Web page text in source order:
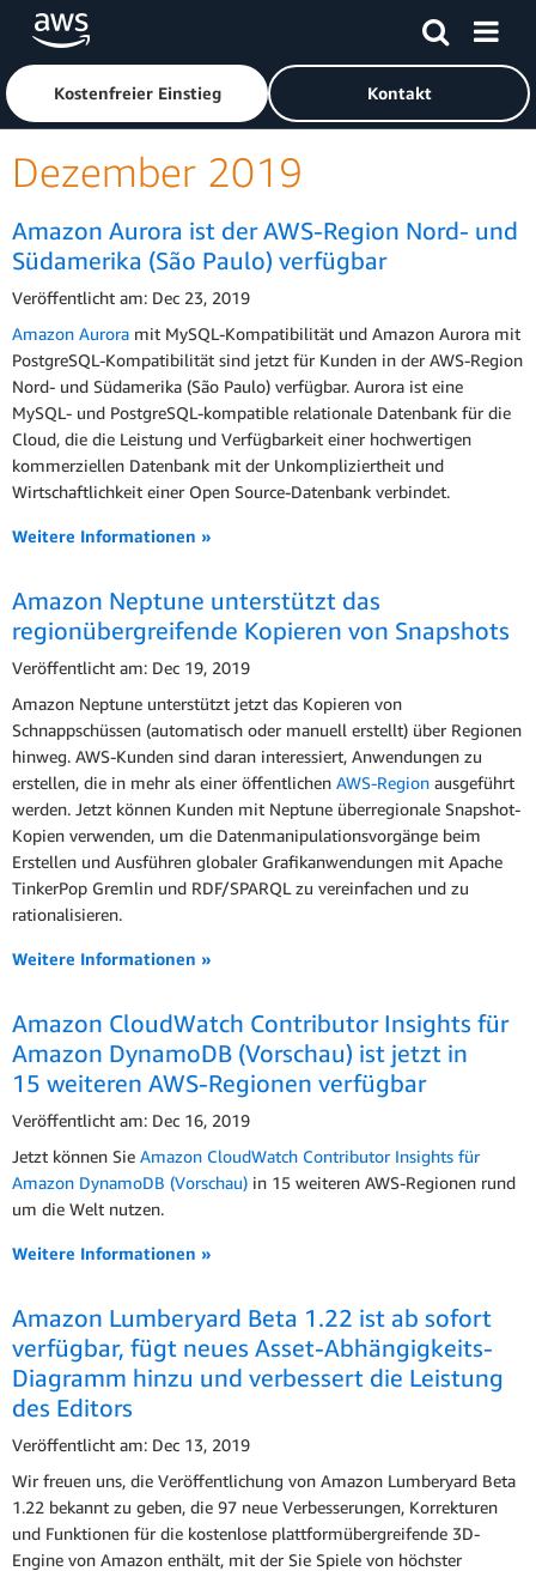
Überspringen zum Hauptinhalt
Klicken Sie hier, um zur Amazon Web Services-Startseite
Kostenfreier Einstieg Kontakt
Dezember 2019
Amazon Aurora ist der AWS-Region Nord- und
Südamerika (São Paulo) verfügbar
Veröffentlicht am: Dec 23, 2019
Amazon Aurora mit MySQL-Kompatibilität und Amazon Aurora mit
PostgreSQL-Kompatibilität sind jetzt für Kunden in der AWS-Region
Nord- und Südamerika (São Paulo) verfügbar. Aurora ist eine
MySQL- und PostgreSQL-kompatible relationale Datenbank für die
Cloud, die die Leistung und Verfügbarkeit einer hochwertigen
kommerziellen Datenbank mit der Unkompliziertheit und
Wirtschaftlichkeit einer Open Source-Datenbank verbindet.
Weitere Informationen »
Amazon Neptune unterstützt das
regionübergreifende Kopieren von Snapshots
Veröffentlicht am: Dec 19, 2019
Amazon Neptune unterstützt jetzt das Kopieren von
Schnappschüssen (automatisch oder manuell erstellt) über Regionen
hinweg. AWS-Kunden sind daran interessiert, Anwendungen zu
erstellen, die in mehr als einer öffentlichen AWS-Region ausgeführt
werden. Jetzt können Kunden mit Neptune überregionale Snapshot-
Kopien verwenden, um die Datenmanipulationsvorgänge beim
Erstellen und Ausführen globaler Grafikanwendungen mit Apache
TinkerPop Gremlin und RDF/SPARQL zu vereinfachen und zu
rationalisieren.
Weitere Informationen »
Amazon CloudWatch Contributor Insights für
Amazon DynamoDB (Vorschau) ist jetzt in
15 weiteren AWS-Regionen verfügbar
Veröffentlicht am: Dec 16, 2019
Jetzt können Sie Amazon CloudWatch Contributor Insights für
Amazon DynamoDB (Vorschau) in 15 weiteren AWS-Regionen rund
um die Welt nutzen.
Weitere Informationen »
Amazon Lumberyard Beta 1.22 ist ab sofort
verfügbar, fügt neues Asset-Abhängigkeits-
Diagramm hinzu und verbessert die Leistung
des Editors
Veröffentlicht am: Dec 13, 2019
Wir freuen uns, die Veröffentlichung von Amazon Lumberyard Beta
1.22 bekannt zu geben, die 97 neue Verbesserungen, Korrekturen
und Funktionen für die kostenlose plattformübergreifende 3D-
Engine von Amazon enthält, mit der Sie Spiele von höchster